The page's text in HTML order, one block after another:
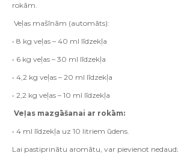
rokām.
Veļas mašīnām (automāts):
• 8 kg veļas – 40 ml līdzekļa
• 6 kg veļas – 30 ml līdzekļa
• 4,2 kg veļas – 20 ml līdzekļa
• 2,2 kg veļas – 10 ml līdzekļa
Veļas mazgāšanai ar rokām:
• 4 ml līdzekļa uz 10 litriem ūdens.
Lai pastiprinātu aromātu, var pievienot